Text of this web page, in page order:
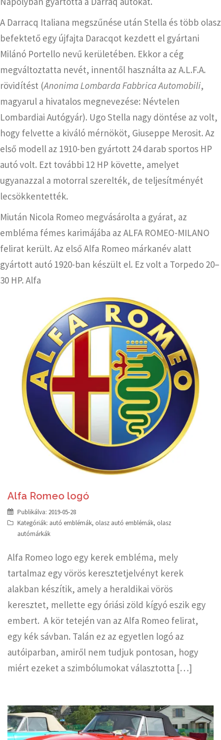
A Darracq Italiana megszűnése után Stella és több olasz
befektető egy újfajta Daracqot kezdett el gyártani
Milánó Portello nevű kerületében. Ekkor a cég
megváltoztatta nevét, innentől használta az A.L.F.A.
rövidítést (Anonima Lombarda Fabbrica Automobili,
magyarul a hivatalos megnevezése: Névtelen
Lombardiai Autógyár). Ugo Stella nagy döntése az volt,
hogy felvette a kiváló mérnököt, Giuseppe Merosit. Az
első modell az 1910-ben gyártott 24 darab sportos HP
autó volt. Ezt további 12 HP követte, amelyet
ugyanazzal a motorral szerelték, de teljesítményét
lecsökkentették.
Miután Nicola Romeo megvásárolta a gyárat, az
embléma fémes karimájába az ALFA ROMEO-MILANO
felirat került. Az első Alfa Romeo márkanév alatt
gyártott autó 1920-ban készült el. Ez volt a Torpedo 20–
30 HP. Alfa
Alfa Romeo logó
Publikálva: 2019-05-28
Kategóriák: autó emblémák, olasz autó emblémák, olasz
autómárkák
Alfa Romeo logo egy kerek embléma, mely
tartalmaz egy vörös keresztetjelvényt kerek
alakban készítik, amely a heraldikai vörös
keresztet, mellette egy óriási zöld kígyó eszik egy
embert. A kör tetején van az Alfa Romeo felirat,
egy kék sávban. Talán ez az egyetlen logó az
autóiparban, amiről nem tudjuk pontosan, hogy
miért ezeket a szimbólumokat választotta […]